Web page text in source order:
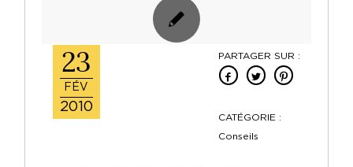
23
FÉV
2010
PARTAGER SUR :
CATÉGORIE :
Conseils